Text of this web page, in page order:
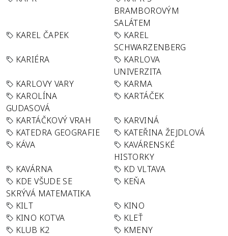
BRAMBOROVÝM
SALÁTEM
KAREL ČAPEK
KAREL
SCHWARZENBERG
KARIÉRA
KARLOVA
UNIVERZITA
KARLOVY VARY
KARMA
KAROLÍNA
GUDASOVÁ
KARTÁČEK
KARTÁČKOVÝ VRAH
KARVINÁ
KATEDRA GEOGRAFIE
KATEŘINA ŽEJDLOVÁ
KÁVA
KAVÁRENSKÉ
HISTORKY
KAVÁRNA
KD VLTAVA
KDE VŠUDE SE
SKRÝVÁ MATEMATIKA
KEŇA
KILT
KINO
KINO KOTVA
KLEŤ
KLUB K2
KMENY